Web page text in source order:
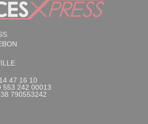
47 16 10
553 242 00013
790553242